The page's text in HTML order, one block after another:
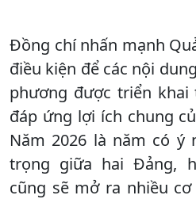
Đồng chí nhấn mạnh
điều kiện để các nội
phương được triển khai
đáp ứng lợi ích chung
Năm 2026 là năm có ý
trọng giữa hai Đảng,
cũng sẽ mở ra nhiều